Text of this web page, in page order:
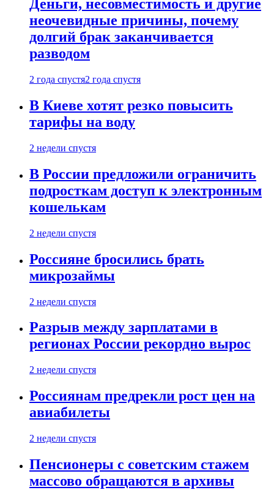
Деньги, несовместимость и другие
неочевидные причины, почему
долгий брак заканчивается
разводом
2 года спустя2 года спустя
В Киеве хотят резко повысить
тарифы на воду
2 недели спустя
В России предложили ограничить
подросткам доступ к электронным
кошелькам
2 недели спустя
Россияне бросились брать
микрозаймы
2 недели спустя
Разрыв между зарплатами в
регионах России рекордно вырос
2 недели спустя
Россиянам предрекли рост цен на
авиабилеты
2 недели спустя
Пенсионеры с советским стажем
массово обращаются в архивы